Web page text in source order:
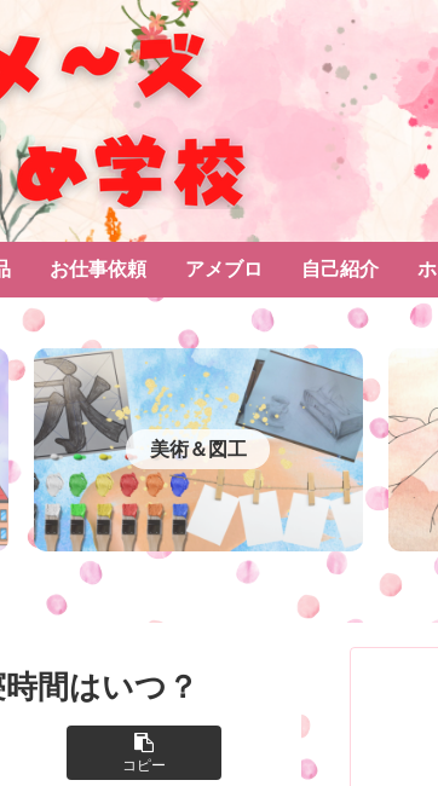
お仕事依頼 アメブロ 自己紹介
美術＆図工
間はいつ？
コピー